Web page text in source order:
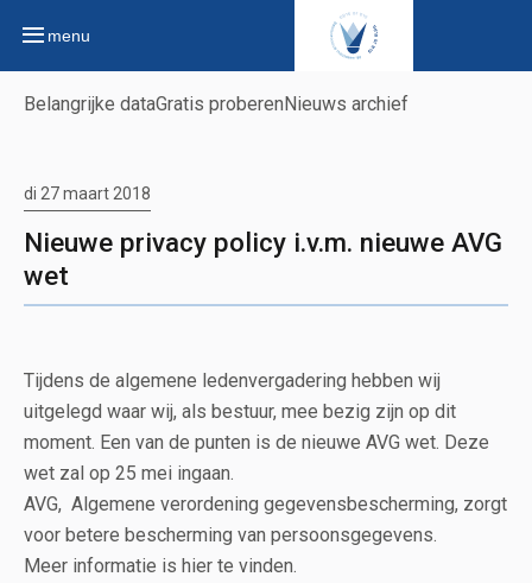
menu
Belangrijke dataGratis proberen Nieuws archief
di 27 maart 2018
Nieuwe privacy policy i.v.m. nieuwe AVG
wet
Tijdens de algemene ledenvergadering hebben wij
uitgelegd waar wij, als bestuur, mee bezig zijn op dit
moment. Een van de punten is de nieuwe AVG wet. Deze
wet zal op 25 mei ingaan.
AVG, Algemene verordening gegevensbescherming, zorgt
voor betere bescherming van persoonsgegevens.
Meer informatie is hier te vinden.